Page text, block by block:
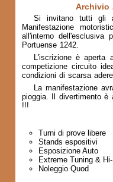
Archivio
Si invitano tutti gli
Manifestazione
all'interno dell'esclusiva
Portuense 1242.
L'iscrizione è
competizione circuito
condizioni di scarsa
La manifestazione
pioggia. Il divertimento è
!!!
Turni di prove libere
Stands espositivi
Esposizione Auto
Extreme Tuning &
Noleggio Quod